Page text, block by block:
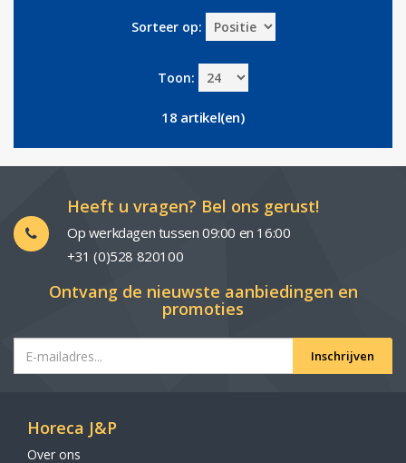
Sorteer op:
Toon:
18 artikel(en)
Heeft u vragen? Bel ons gerust!
Op werkdagen tussen 09:00 en 16:00
+31 (0)528 820100
Ontvang de nieuwste aanbiedingen en
promoties
Inschrijven
Horeca J&P
Over ons